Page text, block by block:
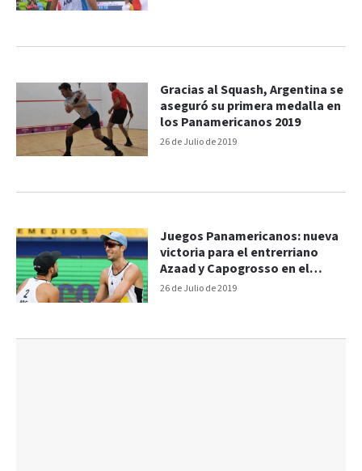
26 de Julio de 2019
Gracias al Squash, Argentina se
aseguró su primera medalla en
los Panamericanos 2019
26 de Julio de 2019
Juegos Panamericanos: nueva
victoria para el entrerriano
Azaad y Capogrosso en el
Beach Volley